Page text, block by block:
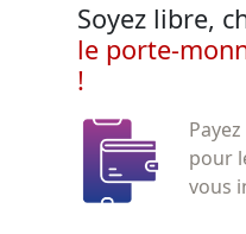
Soyez libre,
le porte-
!
pour
vous